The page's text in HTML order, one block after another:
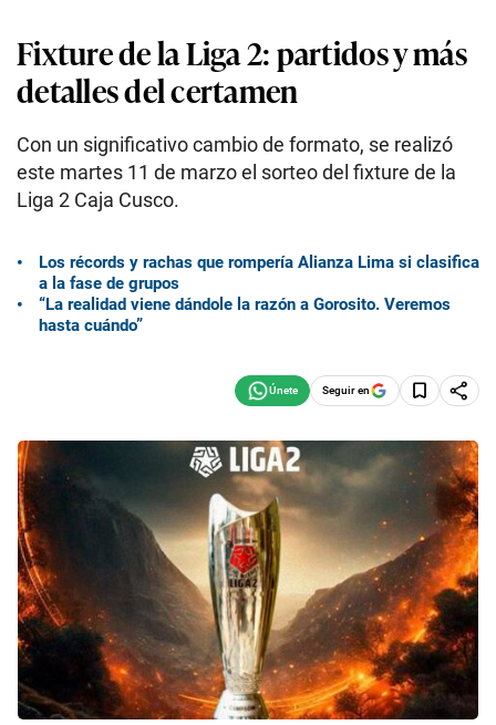
Fixture de la Liga 2: partidos y más
detalles del certamen
Con un significativo cambio de formato, se realizó
este martes 11 de marzo el sorteo del fixture de la
Liga 2 Caja Cusco.
Los récords y rachas que rompería Alianza Lima si clasifica
a la fase de grupos
“La realidad viene dándole la razón a Gorosito. Veremos
hasta cuándo”
Seguir en